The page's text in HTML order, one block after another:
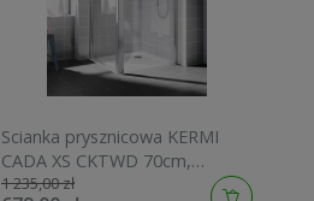
Scianka prysznicowa KERMI
CADA XS CKTWD 70cm,
H=200cm, srebrny połysk
1 235,00 zł